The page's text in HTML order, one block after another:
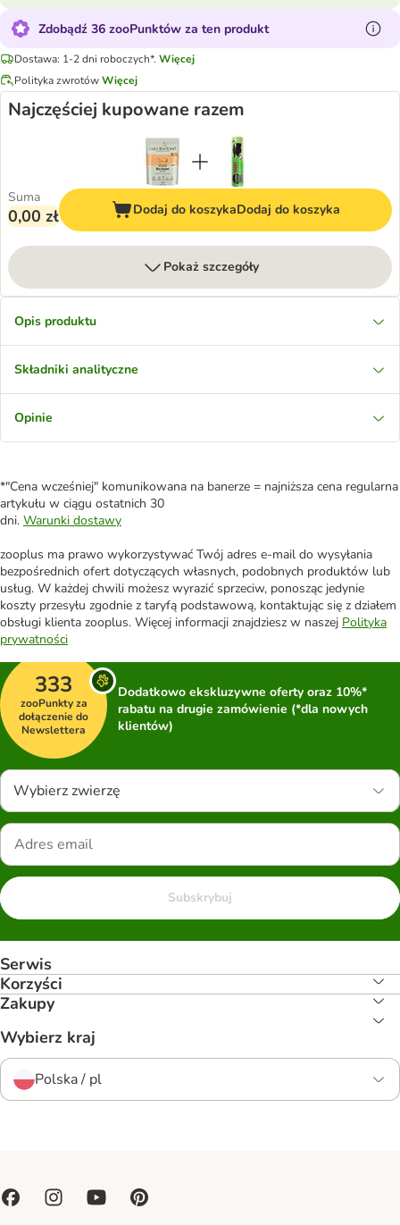
Zdobądź 36 zooPunktów za ten produkt
Dostawa: 1-2 dni roboczych*. Więcej
Polityka zwrotówWięcej
Najczęściej kupowane razem
Suma
0,00 zł Dodaj do koszykaDodaj do koszyka
Pokaż szczegóły
Opis produktu
Składniki analityczne
Opinie
*"Cena wcześniej" komunikowana na banerze = najniższa cena regularna
artykułu w ciągu ostatnich 30
dni. Warunki dostawy
zooplus ma prawo wykorzystywać Twój adres e-mail do wysyłania
bezpośrednich ofert dotyczących własnych, podobnych produktów lub
usług. W każdej chwili możesz wyrazić sprzeciw, ponosząc jedynie
koszty przesyłu zgodnie z taryfą podstawową, kontaktując się z działem
obsługi klienta zooplus. Więcej informacji znajdziesz w naszej Polityka
prywatności
333
zooPunkty za
dołączenie do
Newslettera
Dodatkowo ekskluzywne oferty oraz 10%*
rabatu na drugie zamówienie (*dla nowych
klientów)
Wybierz zwierzę
Subskrybuj
Serwis
Korzyści
Zakupy
Wybierz kraj
Polska / pl